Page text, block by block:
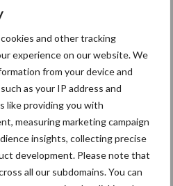
and other tracking
experience on our website. We
from your device and
as your IP address and
like providing you with
measuring marketing campaign
insights, collecting precise
development. Please note that
all our subdomains. You can
ziet volume en
groeien in
Nederlandse